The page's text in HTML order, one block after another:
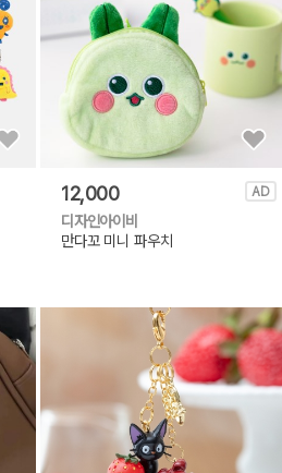
12,000
디자인아이비
만다꼬 미니 파우치
AD